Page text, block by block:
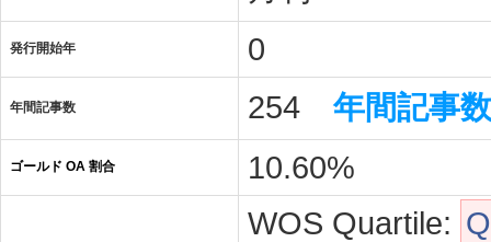
発行開始年 0
年間記事数 254 年間記事
ゴールド OA 割合 10.60%
WOS Quartile: